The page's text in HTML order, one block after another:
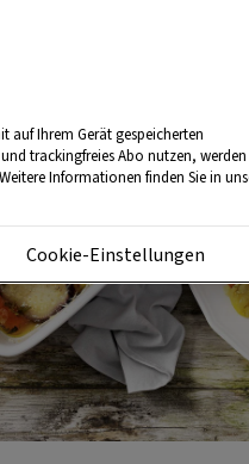
auf Ihrem Gerät gespeicherten
trackingfreies Abo nutzen,
Informationen finden Sie in
Cookie-Einstellungen